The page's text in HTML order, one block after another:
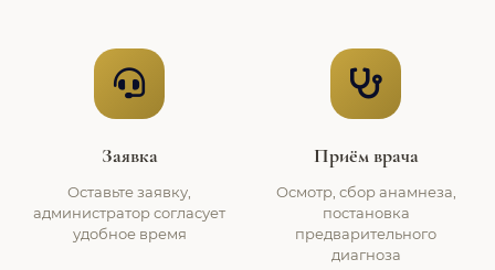
Заявка
Оставьте заявку,
администратор согласует
удобное время
Приём врача
Осмотр, сбор анамнеза,
постановка
предварительного
диагноза